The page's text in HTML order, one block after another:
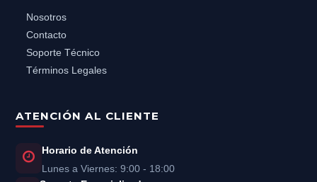
Nosotros
Contacto
Soporte Técnico
Términos Legales
ATENCIÓN AL CLIENTE
Horario de Atención
Lunes a Viernes: 9:00 - 18:00